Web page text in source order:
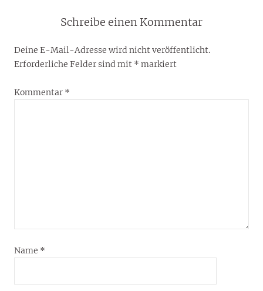
Schreibe einen Kommentar
Deine E-Mail-Adresse wird nicht veröffentlicht.
Erforderliche Felder sind mit * markiert
Kommentar *
Name *